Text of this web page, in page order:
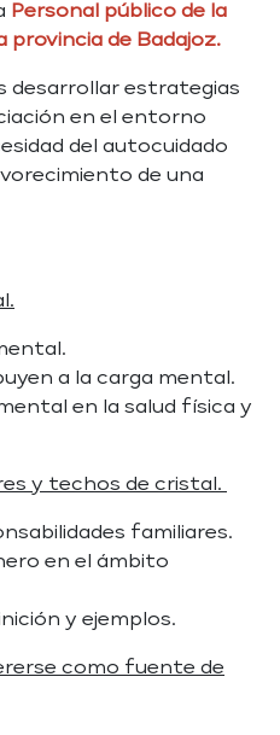
Personal público de la
provincia de Badajoz.
desarrollar estrategias
en el entorno
del autocuidado
de una
a la carga mental.
en la salud física y
y techos de cristal.
familiares.
en el ámbito
y ejemplos.
como fuente de